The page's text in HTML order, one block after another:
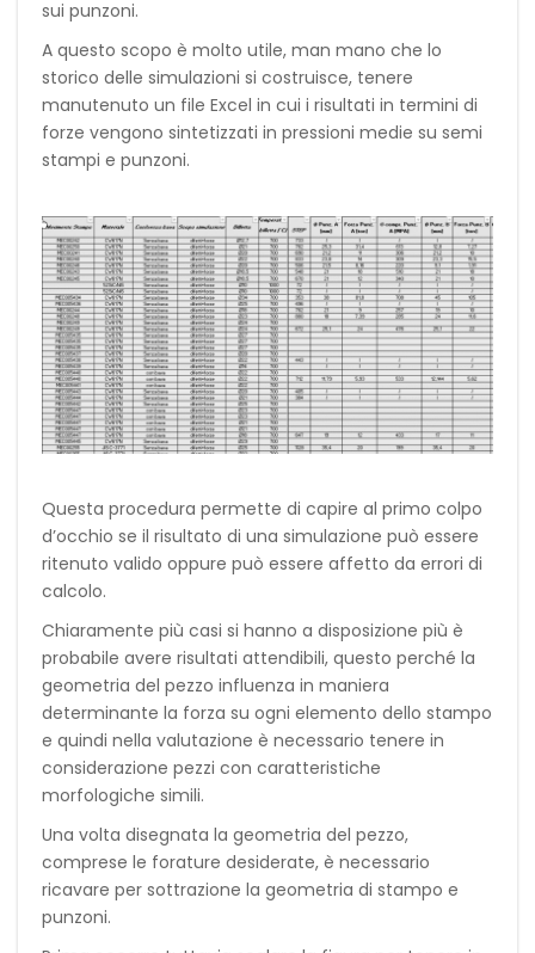
sui punzoni.
A questo scopo è molto utile, man mano che lo
storico delle simulazioni si costruisce, tenere
manutenuto un file Excel in cui i risultati in termini di
forze vengono sintetizzati in pressioni medie su semi
stampi e punzoni.
Questa procedura permette di capire al primo colpo
d’occhio se il risultato di una simulazione può essere
ritenuto valido oppure può essere affetto da errori di
calcolo.
Chiaramente più casi si hanno a disposizione più è
probabile avere risultati attendibili, questo perché la
geometria del pezzo influenza in maniera
determinante la forza su ogni elemento dello stampo
e quindi nella valutazione è necessario tenere in
considerazione pezzi con caratteristiche
morfologiche simili.
Una volta disegnata la geometria del pezzo,
comprese le forature desiderate, è necessario
ricavare per sottrazione la geometria di stampo e
punzoni.